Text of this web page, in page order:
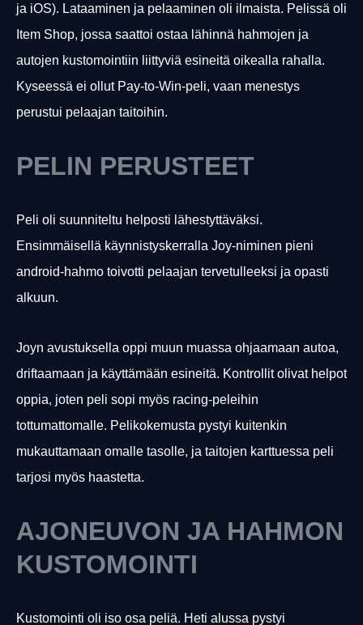
ja iOS). Lataaminen ja pelaaminen oli ilmaista. Pelissä oli
Item Shop, jossa saattoi ostaa lähinnä hahmojen ja
autojen kustomointiin liittyviä esineitä oikealla rahalla.
Kyseessä ei ollut Pay-to-Win-peli, vaan menestys
perustui pelaajan taitoihin.
PELIN PERUSTEET
Peli oli suunniteltu helposti lähestyttäväksi.
Ensimmäisellä käynnistyskerralla Joy-niminen pieni
android-hahmo toivotti pelaajan tervetulleeksi ja opasti
alkuun.
Joyn avustuksella oppi muun muassa ohjaamaan autoa,
driftaamaan ja käyttämään esineitä. Kontrollit olivat helpot
oppia, joten peli sopi myös racing-peleihin
tottumattomalle. Pelikokemusta pystyi kuitenkin
mukauttamaan omalle tasolle, ja taitojen karttuessa peli
tarjosi myös haastetta.
AJONEUVON JA HAHMON
KUSTOMOINTI
Kustomointi oli iso osa peliä. Heti alussa pystyi